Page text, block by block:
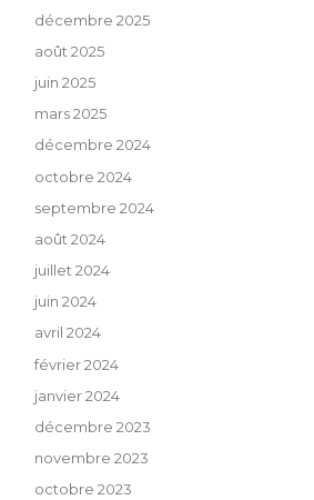
décembre 2025
août 2025
juin 2025
mars 2025
décembre 2024
octobre 2024
septembre 2024
août 2024
juillet 2024
juin 2024
avril 2024
février 2024
janvier 2024
décembre 2023
novembre 2023
octobre 2023